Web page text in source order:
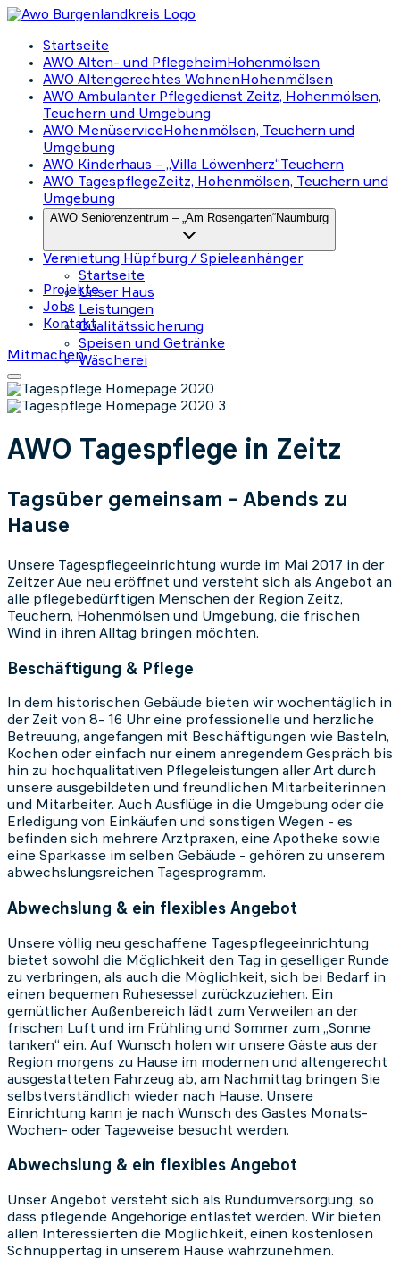
Startseite
AWO Alten- und Pflegeheim Hohenmölsen
AWO Altengerechtes Wohnen Hohenmölsen
AWO Ambulanter Pflegedienst Zeitz, Hohenmölsen,
Teuchern und Umgebung
AWO MenüserviceHohenmölsen, Teuchern und
Umgebung
AWO Kinderhaus – „Villa Löwenherz“Teuchern
AWO TagespflegeZeitz, Hohenmölsen, Teuchern und
Umgebung
AWO Seniorenzentrum – „Am Rosengarten“Naumburg
Startseite
Unser Haus
Leistungen
Qualitätssicherung
Speisen und Getränke
Wäscherei
Vermietung Hüpfburg / Spieleanhänger
Projekte
Jobs
Kontakt
Mitmachen
AWO Tagespflege in Zeitz
Tagsüber gemeinsam - Abends zu
Hause
Unsere Tagespflegeeinrichtung wurde im Mai 2017 in der
Zeitzer Aue neu eröffnet und versteht sich als Angebot an
alle pflegebedürftigen Menschen der Region Zeitz,
Teuchern, Hohenmölsen und Umgebung, die frischen
Wind in ihren Alltag bringen möchten.
Beschäftigung & Pflege
In dem historischen Gebäude bieten wir wochentäglich in
der Zeit von 8- 16 Uhr eine professionelle und herzliche
Betreuung, angefangen mit Beschäftigungen wie Basteln,
Kochen oder einfach nur einem anregendem Gespräch bis
hin zu hochqualitativen Pflegeleistungen aller Art durch
unsere ausgebildeten und freundlichen Mitarbeiterinnen
und Mitarbeiter. Auch Ausflüge in die Umgebung oder die
Erledigung von Einkäufen und sonstigen Wegen - es
befinden sich mehrere Arztpraxen, eine Apotheke sowie
eine Sparkasse im selben Gebäude - gehören zu unserem
abwechslungsreichen Tagesprogramm.
Abwechslung & ein flexibles Angebot
Unsere völlig neu geschaffene Tagespflegeeinrichtung
bietet sowohl die Möglichkeit den Tag in geselliger Runde
zu verbringen, als auch die Möglichkeit, sich bei Bedarf in
einen bequemen Ruhesessel zurückzuziehen. Ein
gemütlicher Außenbereich lädt zum Verweilen an der
frischen Luft und im Frühling und Sommer zum „Sonne
tanken“ ein. Auf Wunsch holen wir unsere Gäste aus der
Region morgens zu Hause im modernen und altengerecht
ausgestatteten Fahrzeug ab, am Nachmittag bringen Sie
selbstverständlich wieder nach Hause. Unsere
Einrichtung kann je nach Wunsch des Gastes Monats-
Wochen- oder Tageweise besucht werden.
Abwechslung & ein flexibles Angebot
Unser Angebot versteht sich als Rundumversorgung, so
dass pflegende Angehörige entlastet werden. Wir bieten
allen Interessierten die Möglichkeit, einen kostenlosen
Schnuppertag in unserem Hause wahrzunehmen.